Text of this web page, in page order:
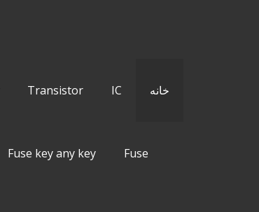
خانه IC
Transistor
Fuse
Fuse key any key